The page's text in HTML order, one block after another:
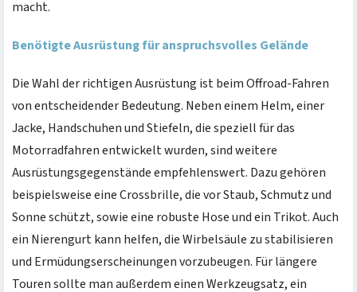
macht.
Benötigte Ausrüstung für anspruchsvolles Gelände
Die Wahl der richtigen Ausrüstung ist beim Offroad-Fahren
von entscheidender Bedeutung. Neben einem Helm, einer
Jacke, Handschuhen und Stiefeln, die speziell für das
Motorradfahren entwickelt wurden, sind weitere
Ausrüstungsgegenstände empfehlenswert. Dazu gehören
beispielsweise eine Crossbrille, die vor Staub, Schmutz und
Sonne schützt, sowie eine robuste Hose und ein Trikot. Auch
ein Nierengurt kann helfen, die Wirbelsäule zu stabilisieren
und Ermüdungserscheinungen vorzubeugen. Für längere
Touren sollte man außerdem einen Werkzeugsatz, ein